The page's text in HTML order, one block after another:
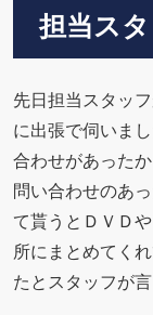
担当ス
先日担当スタッ
に出張で伺いま
合わせがあった
問い合わせのあ
て貰うとＤＶＤ
所にまとめてく
たとスタッフが言